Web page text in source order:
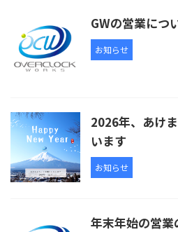
GWの営業につ
お知らせ
2026年、あけ
います
お知らせ
年末年始の営業